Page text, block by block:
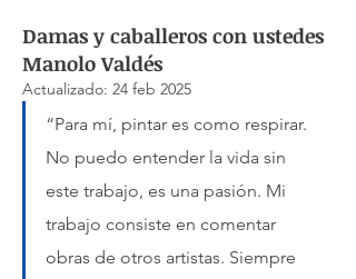
Damas y caballeros con ustedes
Manolo Valdés
Actualizado: 24 feb 2025
“Para mí, pintar es como respirar.
No puedo entender la vida sin
este trabajo, es una pasión. Mi
trabajo consiste en comentar
obras de otros artistas. Siempre